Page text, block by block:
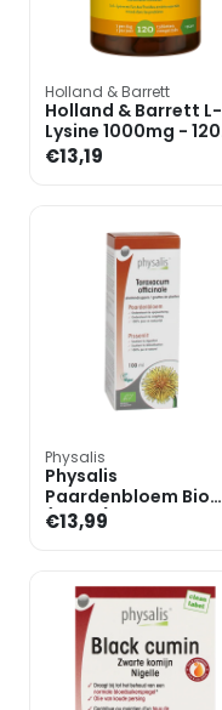
Holland & Barrett
Holland & Barrett L-
Lysine 1000mg - 120
tabletten
€13,19
Physalis
Physalis
Paardenbloem Bio
(100ml)
€13,99